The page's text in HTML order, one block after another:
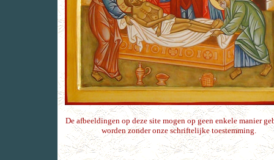
De afbeeldingen op deze site mogen op geen enkele manier
worden zonder onze schriftelijke toestemming.